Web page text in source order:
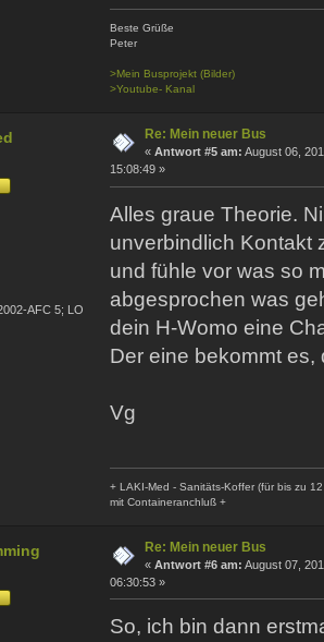
Beste Grüße
Peter
>Mein Busprojekt (Bilder)
>Youtube- Kanal
AFC 5; LO
Re: Mein neuer Bus
« Antwort #5 am: August 06,
15:08:49 »
Alles graue Theorie.
unverbindlich Kontakt
und fühle vor was so
abgesprochen was
dein H-Womo eine
Der eine bekommt es,
Vg
+ LAKI-Med - Sanitäts-Koffer (für bis zu
mit Containeranchluß +
Re: Mein neuer Bus
« Antwort #6 am: August 07,
06:30:53 »
So, ich bin dann